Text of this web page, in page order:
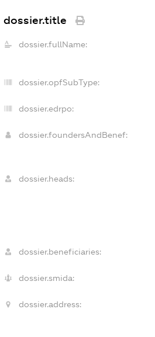
dossier.title
dossier.fullName:
dossier.opfSubType:
dossier.edrpo:
dossier.foundersAndBenef:
dossier.heads:
dossier.beneficiaries:
dossier.smida:
dossier.address: